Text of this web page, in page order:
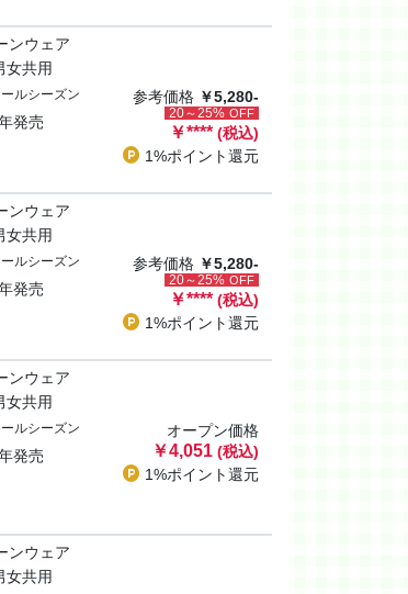
ンウェア
女共用
ルシーズン
発売
参考価格 ￥5,280-
20～25% OFF
￥**** (税込)
1%ポイント還元
ンウェア
女共用
ルシーズン
発売
参考価格 ￥5,280-
20～25% OFF
￥**** (税込)
1%ポイント還元
ンウェア
女共用
ルシーズン
発売
オープン価格
￥4,051 (税込)
1%ポイント還元
ンウェア
女共用